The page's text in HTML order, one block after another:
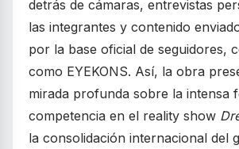
detrás de cámaras, entrevistas
las integrantes y contenido
por la base oficial de seguidores,
como EYEKONS. Así, la obra
mirada profunda sobre la intensa
competencia en el reality show
la consolidación internacional del